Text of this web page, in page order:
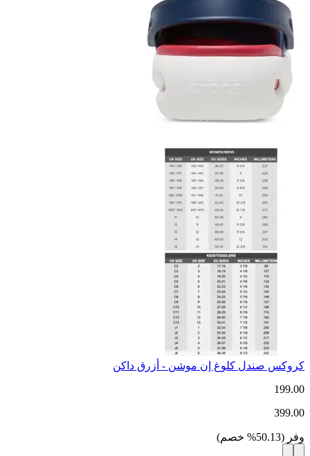
كروكس صندل كلوغ إن موشن - أزرق داكن
199.00
399.00
وفر (
50.13
% خصم)